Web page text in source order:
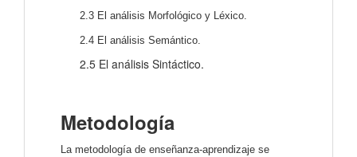
2.3 El análisis Morfológico y Léxico.
2.4 El análisis Semántico.
2.5 El análisis Sintáctico.
Metodología
La metodología de enseñanza-aprendizaje se